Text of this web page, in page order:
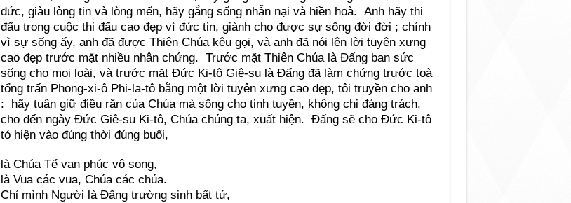
đức, giàu lòng tin và lòng mến, hãy gắng sống nhẫn nại và hiền hoà. Anh hãy thi
đấu trong cuộc thi đấu cao đẹp vì đức tin, giành cho được sự sống đời đời ; chính
vì sự sống ấy, anh đã được Thiên Chúa kêu gọi, và anh đã nói lên lời tuyên xưng
cao đẹp trước mặt nhiều nhân chứng. Trước mặt Thiên Chúa là Đấng ban sức
sống cho mọi loài, và trước mặt Đức Ki-tô Giê-su là Đấng đã làm chứng trước toà
tổng trấn Phong-xi-ô Phi-la-tô bằng một lời tuyên xưng cao đẹp, tôi truyền cho anh
: hãy tuân giữ điều răn của Chúa mà sống cho tinh tuyền, không chi đáng trách,
cho đến ngày Đức Giê-su Ki-tô, Chúa chúng ta, xuất hiện. Đấng sẽ cho Đức Ki-tô
tỏ hiện vào đúng thời đúng buổi,
là Chúa Tể vạn phúc vô song,
là Vua các vua, Chúa các chúa.
Chỉ mình Người là Đấng trường sinh bất tử,